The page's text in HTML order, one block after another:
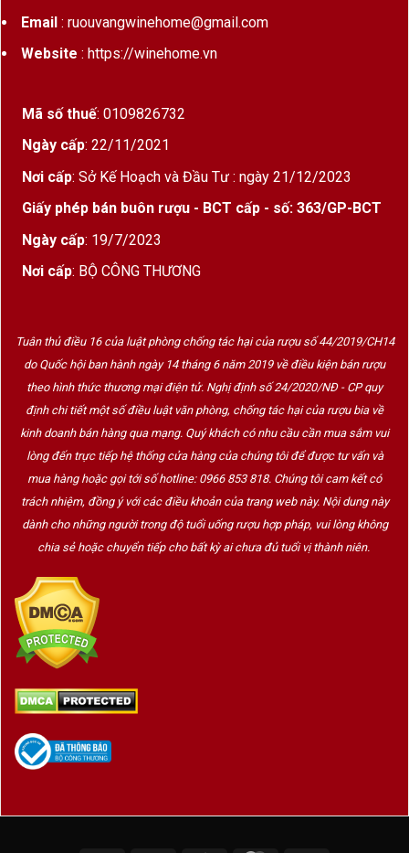
Email: ruouvangwinehome@gmail.com
Website : https://winehome.vn
Mã số thuế: 0109826732
Ngày cấp: 22/11/2021
Nơi cấp: Sở Kế Hoạch và Đầu Tư : ngày 21/12/2023
Giấy phép bán buôn rượu - BCT cấp - số: 363/GP-BCT
Ngày cấp: 19/7/2023
Nơi cấp: BỘ CÔNG THƯƠNG
Tuân thủ điều 16 của luật phòng chống tác hại của rượu số 44/2019/CH14
do Quốc hội ban hành ngày 14 tháng 6 năm 2019 về điều kiện bán rượu
theo hình thức thương mại điện tử. Nghị định số 24/2020/NĐ - CP quy
định chi tiết một số điều luật văn phòng, chống tác hại của rượu bia về
kinh doanh bán hàng qua mạng. Quý khách có nhu cầu cần mua sắm vui
lòng đến trực tiếp hệ thống cửa hàng của chúng tôi để được tư vấn và
mua hàng hoặc gọi tới số hotline: 0966 853 818. Chúng tôi cam kết có
trách nhiệm, đồng ý với các điều khoản của trang web này. Nội dung này
dành cho những người trong độ tuổi uống rượu hợp pháp, vui lòng không
chia sẻ hoặc chuyển tiếp cho bất kỳ ai chưa đủ tuổi vị thành niên.